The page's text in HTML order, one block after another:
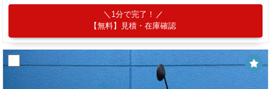
1分で完了！
【無料】見積・在庫確認